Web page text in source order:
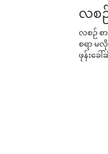
လစဉ်
လစဉ် စ
စရာ မ
ဖုန်းခေ